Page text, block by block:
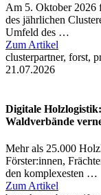
Am 5. Oktober 2026
des jährlichen
Umfeld des …
Zum Artikel
clusterpartner, forst,
21.07.2026
Digitale
Waldverbände
Mehr als 25.000
Förster:innen,
den komplexesten …
Zum Artikel